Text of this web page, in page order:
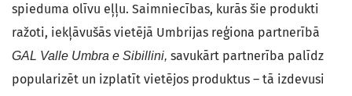
spieduma olīvu eļļu. Saimniecības, kurās šie produkti
ražoti, iekļāvušās vietējā Umbrijas reģiona partnerībā
GAL Valle Umbra e Sibillini, savukārt partnerība palīdz
popularizēt un izplatīt vietējos produktus – tā izdevusi